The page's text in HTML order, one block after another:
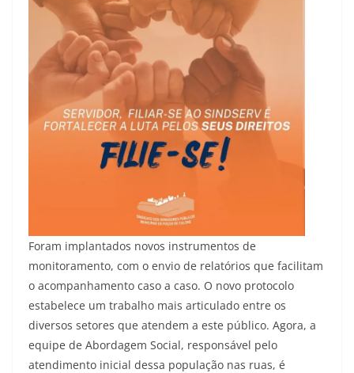
Foram implantados novos instrumentos de
monitoramento, com o envio de relatórios que facilitam
o acompanhamento caso a caso. O novo protocolo
estabelece um trabalho mais articulado entre os
diversos setores que atendem a este público. Agora, a
equipe de Abordagem Social, responsável pelo
atendimento inicial dessa população nas ruas, é